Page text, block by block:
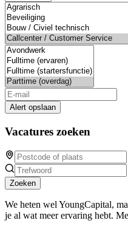
Alert opslaan
Vacatures zoeken
Zoeken
We heten wel YoungCapital,
je al wat meer ervaring hebt.